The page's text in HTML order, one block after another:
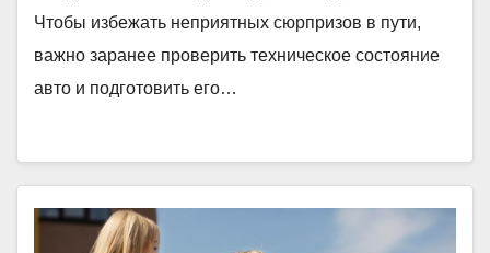
Чтобы избежать неприятных сюрпризов в пути,
важно заранее проверить техническое состояние
авто и подготовить его…